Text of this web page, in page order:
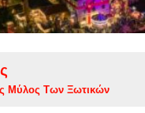
Μύλος Των Ξωτικών